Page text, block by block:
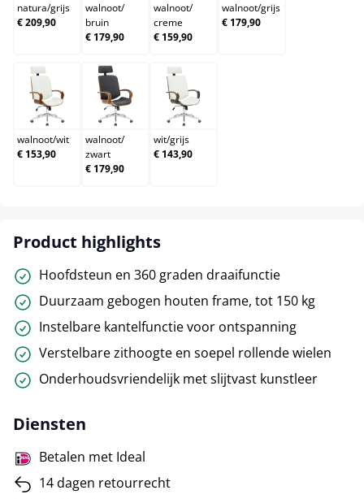
natura/grijs
€ 209,90
walnoot/
bruin
€ 179,90
walnoot/
creme
€ 159,90
walnoot/grijs
€ 179,90
walnoot/wit
walnoot/wit
€ 153,90
walnoot/zwart
walnoot/
zwart
€ 179,90
wit/grijs
wit/grijs
€ 143,90
Product highlights
Hoofdsteun en 360 graden draaifunctie
Duurzaam gebogen houten frame, tot 150 kg
Instelbare kantelfunctie voor ontspanning
Verstelbare zithoogte en soepel rollende wielen
Onderhoudsvriendelijk met slijtvast kunstleer
Diensten
Betalen met Ideal
14 dagen retourrecht